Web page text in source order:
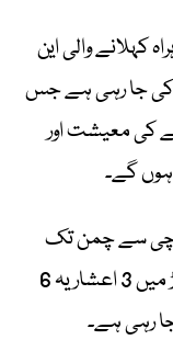
کہلانے والی این
کی جا رہی ہے جس
کی معیشت اور
ہوں گے۔
سے چمن تک
سڑک کی توسیع کے ساتھ ساتھ کوژک پہاڑ میں 3 اعشاریہ 6
رہی ہے۔